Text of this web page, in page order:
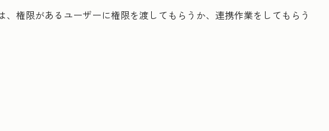
権限があるユーザーに権限を渡してもらうか、連携作業をしてもらう